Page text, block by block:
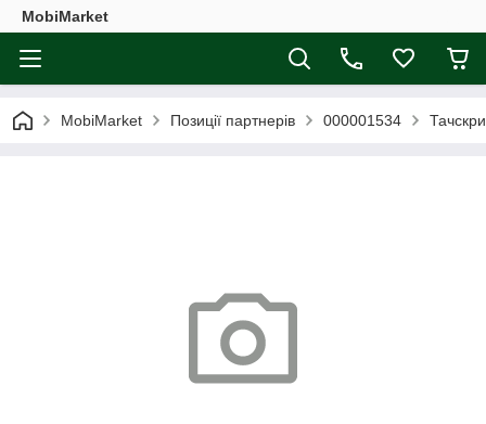
MobiMarket
MobiMarket Позиції партнерів 000001534